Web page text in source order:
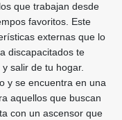
que trabajan desde
favoritos. Este
externas que lo
discapacitados te
salir de tu hogar.
y se encuentra en una
aquellos que buscan
con un ascensor que